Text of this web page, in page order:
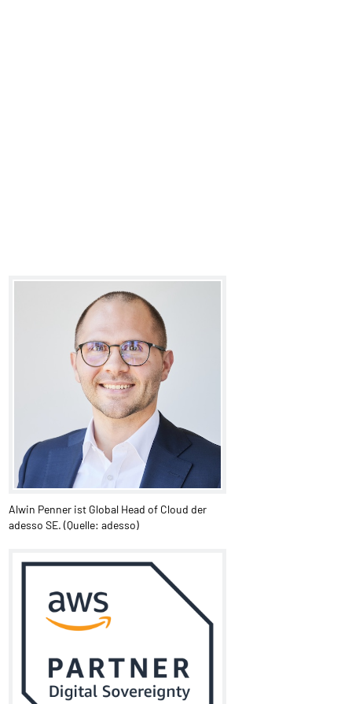
Alwin Penner ist Global Head of Cloud der
adesso SE. (Quelle: adesso)